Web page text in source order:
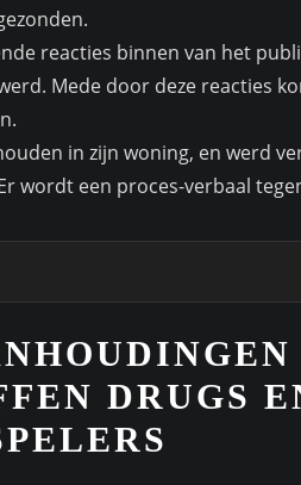
reacties binnen van het
Mede door deze reacties
in zijn woning, en werd
wordt een proces-verbaal
DRUGS